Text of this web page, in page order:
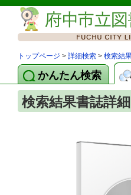
トップページ > 詳細検索 > 検索結
かんたん検索
検索結果書誌詳細